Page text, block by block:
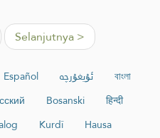
Selanjutnya >
Español ئۇيغۇرچە
বাংলা
Bosanski
हिन्दी
Kurdî
Hausa